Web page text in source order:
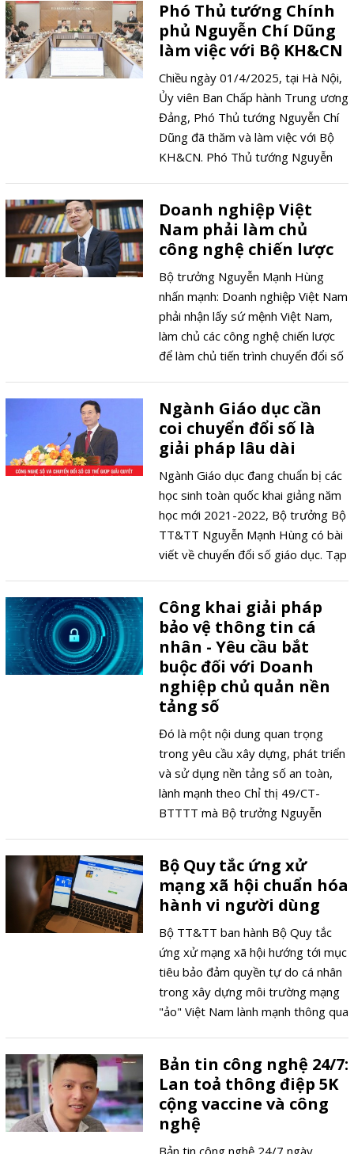
hóa và Bản ghi nhớ hợp tác về
Khoa học, công nghệ (KHCN) và
đổi mới sáng tạo (ĐMST) với Ủy
ban Khoa học công nghệ nhà nước
Belarus.
Phó Thủ tướng Chính
phủ Nguyễn Chí Dũng
làm việc với Bộ KH&CN
Chiều ngày 01/4/2025, tại Hà Nội,
Ủy viên Ban Chấp hành Trung ương
Đảng, Phó Thủ tướng Nguyễn Chí
Dũng đã thăm và làm việc với Bộ
KH&CN. Phó Thủ tướng Nguyễn
việc.
Doanh nghiệp Việt
Nam phải làm chủ
công nghệ chiến lược
Bộ trưởng Nguyễn Mạnh Hùng
nhấn mạnh: Doanh nghiệp Việt Nam
phải nhận lấy sứ mệnh Việt Nam,
làm chủ các công nghệ chiến lược
để làm chủ tiến trình chuyển đổi số
Ngành Giáo dục cần
coi chuyển đổi số là
giải pháp lâu dài
Ngành Giáo dục đang chuẩn bị các
học sinh toàn quốc khai giảng năm
học mới 2021-2022, Bộ trưởng Bộ
TT&TT Nguyễn Mạnh Hùng có bài
viết về chuyển đổi số giáo dục. Tạp
Công khai giải pháp
bảo vệ thông tin cá
nhân - Yêu cầu bắt
buộc đối với Doanh
nghiệp chủ quản nền
tảng số
Đó là một nội dung quan trọng
trong yêu cầu xây dựng, phát triển
và sử dụng nền tảng số an toàn,
lành mạnh theo Chỉ thị 49/CT-
BTTTT mà Bộ trưởng Nguyễn
Bộ Quy tắc ứng xử
mạng xã hội chuẩn hóa
hành vi người dùng
Bộ TT&TT ban hành Bộ Quy tắc
ứng xử mạng xã hội hướng tới mục
tiêu bảo đảm quyền tự do cá nhân
trong xây dựng môi trường mạng
"ảo" Việt Nam lành mạnh thông qua
Bản tin công nghệ 24/7:
Lan toả thông điệp 5K
cộng vaccine và công
nghệ
Bản tin công nghệ 24/7 ngày